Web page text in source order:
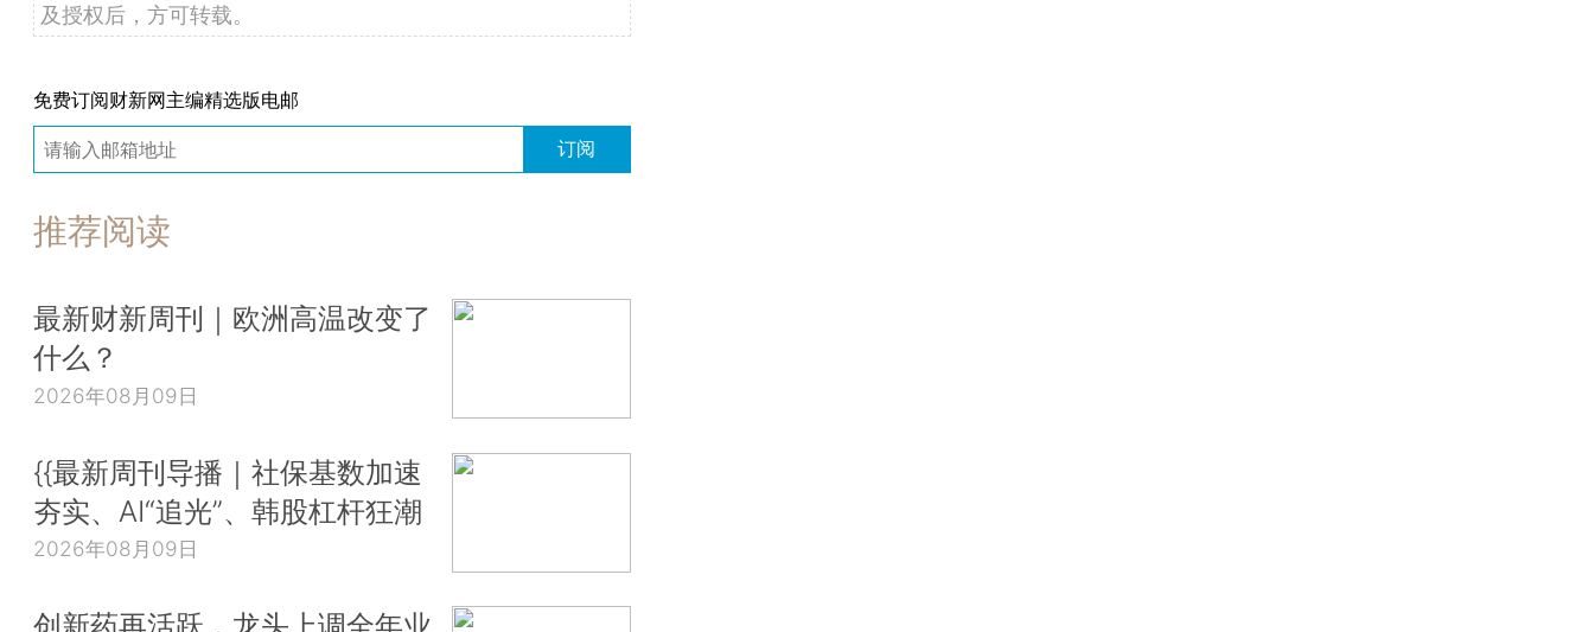
及授权后，方可转载。
免费订阅财新网主编精选版电邮
订阅
推荐阅读
最新财新周刊｜欧洲高温改变了
什么？
2026年08月09日
{{最新周刊导播｜社保基数加速
夯实、AI“追光”、韩股杠杆狂潮
2026年08月09日